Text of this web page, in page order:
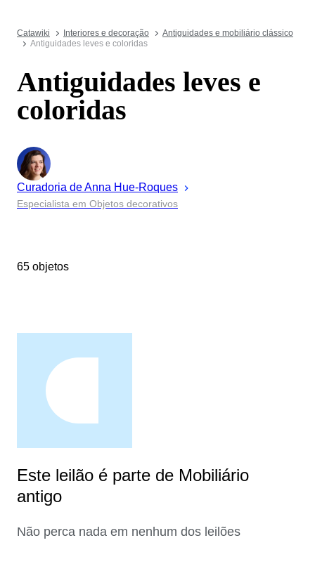
Catawiki Interiores e decoração
Antiguidades e mobiliário clássico
Antiguidades leves e coloridas
Antiguidades leves e
coloridas
Curadoria deAnna Hue-Roques
Especialista em Objetos decorativos
65 objetos
Este leilão é parte de Mobiliário
antigo
Não perca nada em nenhum dos leilões